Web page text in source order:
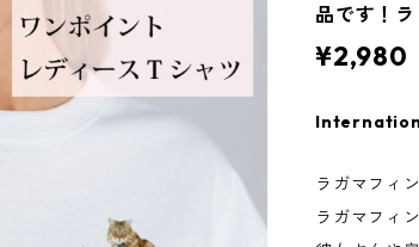
品です！
¥2,980
ラガマフィ
ラガマフィ